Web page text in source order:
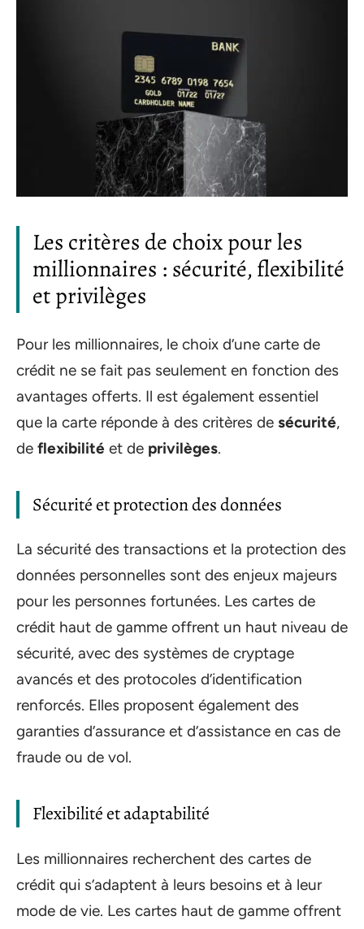
Les critères de choix pour les
millionnaires : sécurité, flexibilité
et privilèges
Pour les millionnaires, le choix d’une carte de
crédit ne se fait pas seulement en fonction des
avantages offerts. Il est également essentiel
que la carte réponde à des critères de sécurité,
de flexibilité et de privilèges.
Sécurité et protection des données
La sécurité des transactions et la protection des
données personnelles sont des enjeux majeurs
pour les personnes fortunées. Les cartes de
crédit haut de gamme offrent un haut niveau de
sécurité, avec des systèmes de cryptage
avancés et des protocoles d’identification
renforcés. Elles proposent également des
garanties d’assurance et d’assistance en cas de
fraude ou de vol.
Flexibilité et adaptabilité
Les millionnaires recherchent des cartes de
crédit qui s’adaptent à leurs besoins et à leur
mode de vie. Les cartes haut de gamme offrent